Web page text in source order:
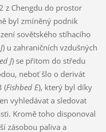
z Chengdu do prostor
byl zmíněný podnik
sovětského stíhacího
) u zahraničních vzdušných
J) se přitom do středu
neboť šlo o derivát
(Fishbed E), který byl díky
vyhledávat a sledovat
Kromě toho disponoval
zásobou paliva a